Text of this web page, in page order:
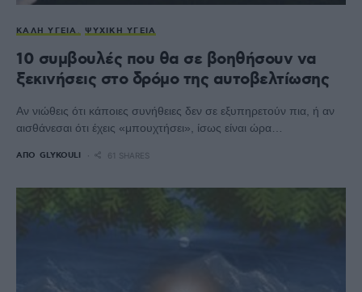
ΚΑΛΉ ΥΓΕΊΑ ΨΥΧΙΚΉ ΥΓΕΊΑ
10 συμβουλές που θα σε βοηθήσουν να
ξεκινήσεις στο δρόμο της αυτοβελτίωσης
Αν νιώθεις ότι κάποιες συνήθειες δεν σε εξυπηρετούν πια, ή αν
αισθάνεσαι ότι έχεις «μπουχτήσει», ίσως είναι ώρα…
ΑΠΌ GLYKOULI 61 SHARES